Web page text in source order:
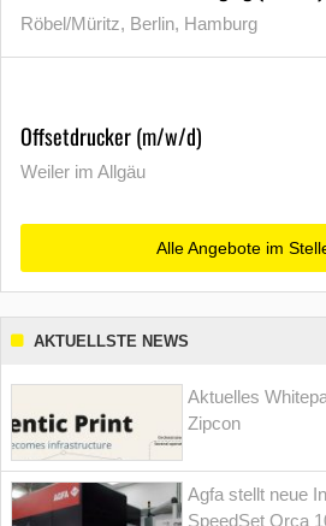
Röbel/Müritz, Berlin, Hamburg
Offsetdrucker (m/w/d)
Weiler im Allgäu
Alle Angebote im
AKTUELLSTE NEWS
Aktuelles
Zipcon
Agfa stellt neue
SpeedSet Orca